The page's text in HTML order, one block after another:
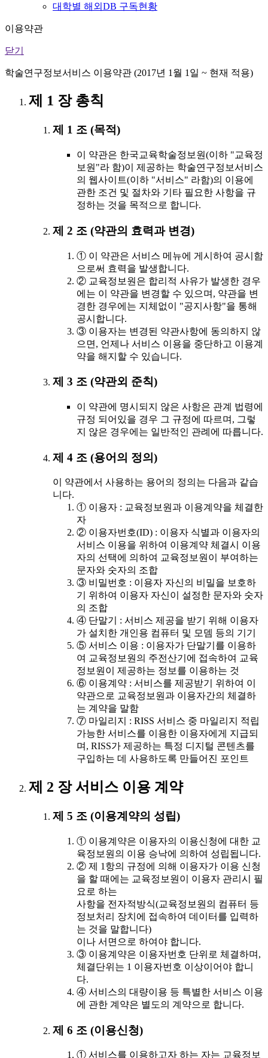
대학별 해외DB 구독현황
이용약관
닫기
학술연구정보서비스 이용약관 (2017년 1월 1일 ~ 현재 적용)
제 1 장 총칙
제 1 조 (목적)
이 약관은 한국교육학술정보원(이하 "교육정
보원"라 함)이 제공하는 학술연구정보서비스
의 웹사이트(이하 "서비스" 라함)의 이용에
관한 조건 및 절차와 기타 필요한 사항을 규
정하는 것을 목적으로 합니다.
제 2 조 (약관의 효력과 변경)
① 이 약관은 서비스 메뉴에 게시하여 공시함
으로써 효력을 발생합니다.
② 교육정보원은 합리적 사유가 발생한 경우
에는 이 약관을 변경할 수 있으며, 약관을 변
경한 경우에는 지체없이 "공지사항"을 통해
공시합니다.
③ 이용자는 변경된 약관사항에 동의하지 않
으면, 언제나 서비스 이용을 중단하고 이용계
약을 해지할 수 있습니다.
제 3 조 (약관외 준칙)
이 약관에 명시되지 않은 사항은 관계 법령에
규정 되어있을 경우 그 규정에 따르며, 그렇
지 않은 경우에는 일반적인 관례에 따릅니다.
제 4 조 (용어의 정의)
이 약관에서 사용하는 용어의 정의는 다음과 같습
니다.
① 이용자 : 교육정보원과 이용계약을 체결한
자
② 이용자번호(ID) : 이용자 식별과 이용자의
서비스 이용을 위하여 이용계약 체결시 이용
자의 선택에 의하여 교육정보원이 부여하는
문자와 숫자의 조합
③ 비밀번호 : 이용자 자신의 비밀을 보호하
기 위하여 이용자 자신이 설정한 문자와 숫자
의 조합
④ 단말기 : 서비스 제공을 받기 위해 이용자
가 설치한 개인용 컴퓨터 및 모뎀 등의 기기
⑤ 서비스 이용 : 이용자가 단말기를 이용하
여 교육정보원의 주전산기에 접속하여 교육
정보원이 제공하는 정보를 이용하는 것
⑥ 이용계약 : 서비스를 제공받기 위하여 이
약관으로 교육정보원과 이용자간의 체결하
는 계약을 말함
⑦ 마일리지 : RISS 서비스 중 마일리지 적립
가능한 서비스를 이용한 이용자에게 지급되
며, RISS가 제공하는 특정 디지털 콘텐츠를
구입하는 데 사용하도록 만들어진 포인트
제 2 장 서비스 이용 계약
제 5 조 (이용계약의 성립)
① 이용계약은 이용자의 이용신청에 대한 교
육정보원의 이용 승낙에 의하여 성립됩니다.
② 제 1항의 규정에 의해 이용자가 이용 신청
을 할 때에는 교육정보원이 이용자 관리시 필
요로 하는
사항을 전자적방식(교육정보원의 컴퓨터 등
정보처리 장치에 접속하여 데이터를 입력하
는 것을 말합니다)
이나 서면으로 하여야 합니다.
③ 이용계약은 이용자번호 단위로 체결하며,
체결단위는 1 이용자번호 이상이어야 합니
다.
④ 서비스의 대량이용 등 특별한 서비스 이용
에 관한 계약은 별도의 계약으로 합니다.
제 6 조 (이용신청)
① 서비스를 이용하고자 하는 자는 교육정보